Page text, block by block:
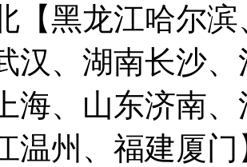
【黑龙江哈尔
汉、湖南长沙
海、山东济南
温州、福建厦门